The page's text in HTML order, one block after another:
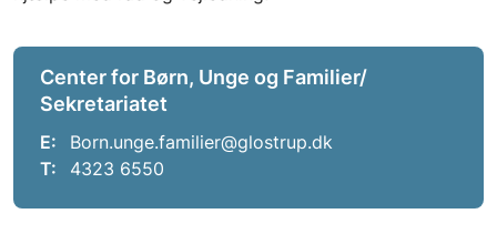
Center for Børn, Unge og Familier/
Sekretariatet
E:
Born.unge.familier@glostrup.dk
T:
4323 6550